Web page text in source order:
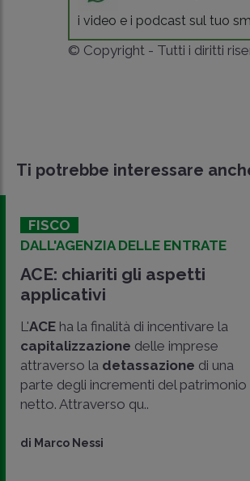
i video e i podcast sul tuo
© Copyright - Tutti i diritti
Ti potrebbe interessare
FISCO
DALL'AGENZIA DELLE ENTRATE
ACE: chiariti gli aspetti
applicativi
L'ACE ha la finalità di incentivare la
capitalizzazione delle imprese
attraverso la detassazione di una
parte degli incrementi del patrimonio
netto. Attraverso qu..
di Marco Nessi